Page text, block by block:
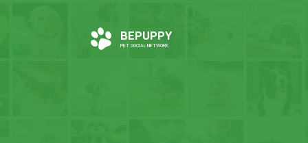
BEPUPPY
PET SOCIAL NETWORK